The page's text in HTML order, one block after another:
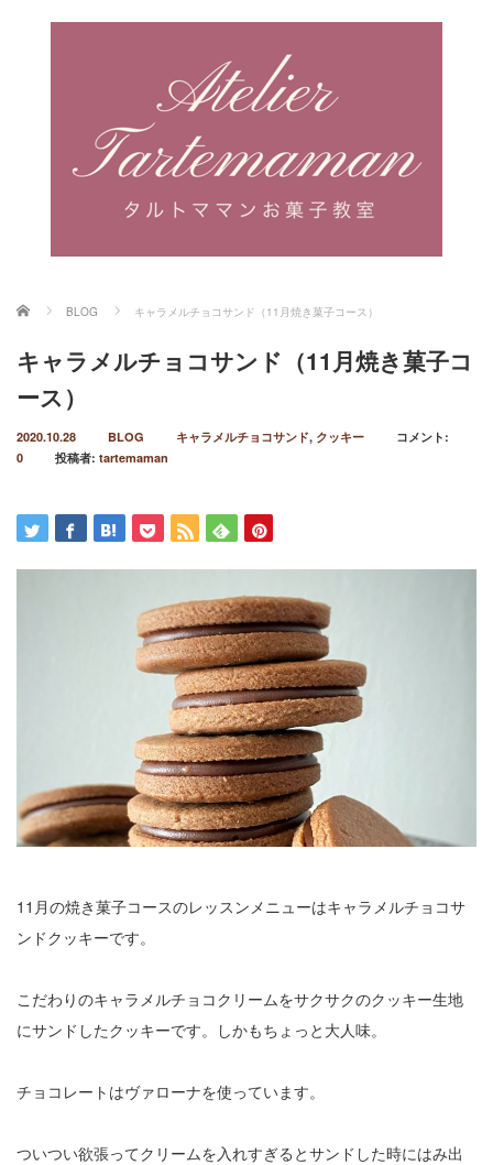
ホーム BLOG キャラメルチョコサンド（11月焼き菓子コース）
キャラメルチョコサンド（11月焼き菓子コ
ース）
2020.10.28 BLOG キャラメルチョコサンド, クッキー
コメント:
0
投稿者: tartemaman
11月の焼き菓子コースのレッスンメニューはキャラメルチョコサ
ンドクッキーです。
こだわりのキャラメルチョコクリームをサクサクのクッキー生地
にサンドしたクッキーです。しかもちょっと大人味。
チョコレートはヴァローナを使っています。
ついつい欲張ってクリームを入れすぎるとサンドした時にはみ出